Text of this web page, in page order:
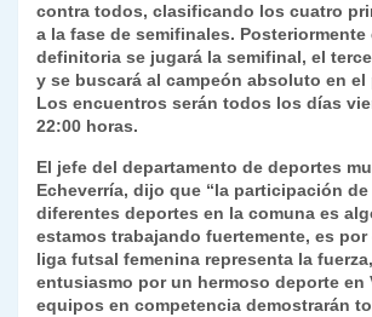
contra todos, clasificando los cuatro
a la fase de semifinales. Posteriormente
definitoria se jugará la semifinal, el
y se buscará al campeón absoluto en
Los encuentros serán todos los días
22:00 horas.
El jefe del departamento de deportes
Echeverría, dijo que “la participación de
diferentes deportes en la comuna es
estamos trabajando fuertemente, es
liga futsal femenina representa la
entusiasmo por un hermoso deporte en
equipos en competencia demostrarán